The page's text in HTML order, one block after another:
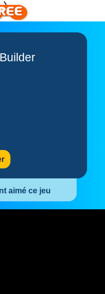
aimé ce jeu